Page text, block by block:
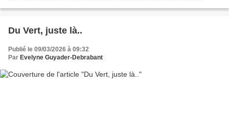
Du Vert, juste là..
Publié le 09/03/2026 à 09:32
Par Evelyne Guyader-Debrabant